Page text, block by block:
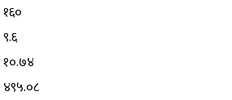
१६०
९.६
१०.७४
४९५.०८